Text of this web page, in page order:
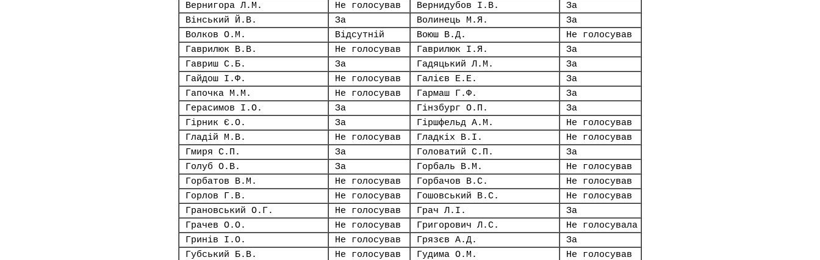
Вернигора Л.М.
Не голосував Вернидубов І.В.
За
Вінський Й.В.
За Волинець М.Я.
За
Волков О.М.
Відсутній Воюш В.Д.
Не голосував
Гаврилюк В.В.
Не голосував Гаврилюк І.Я.
За
Гавриш С.Б.
За Гадяцький Л.М.
За
Гайдош І.Ф.
Не голосував Галієв Е.Е.
За
Гапочка М.М.
Не голосував Гармаш Г.Ф.
За
Герасимов І.О.
За Гінзбург О.П.
За
Гірник Є.О.
За Гіршфельд А.М.
Не голосував
Гладій М.В.
Не голосував Гладкіх В.І.
Не голосував
Гмиря С.П.
За Головатий С.П.
За
Голуб О.В.
За Горбаль В.М.
Не голосував
Горбатов В.М.
Не голосував Горбачов В.С.
Не голосував
Горлов Г.В.
Не голосував Гошовський В.С.
Не голосував
Грановський О.Г.
Не голосував Грач Л.І.
За
Грачев О.О.
Не голосував Григорович Л.С.
Не голосувала
Гринів І.О.
Не голосував Грязєв А.Д.
За
Губський Б.В.
Не голосував Гудима О.М.
Не голосував